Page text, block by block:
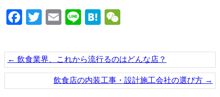
Facebook
TwitterEmailLineHatena
← 飲食業界、これから流行るのはどんな店？
飲食店の内装工事・設計施工会社の選び方 →